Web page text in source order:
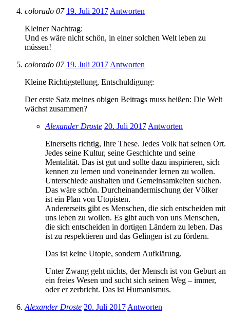
colorado 07 19. Juli 2017 Antworten
Kleiner Nachtrag:
Und es wäre nicht schön, in einer solchen Welt leben zu
müssen!
colorado 07 19. Juli 2017 Antworten
Kleine Richtigstellung, Entschuldigung:
Der erste Satz meines obigen Beitrags muss heißen: Die Welt
wächst zusammen?
Alexander Droste 20. Juli 2017 Antworten
Einerseits richtig, Ihre These. Jedes Volk hat seinen Ort.
Jedes seine Kultur, seine Geschichte und seine
Mentalität. Das ist gut und sollte dazu inspirieren, sich
kennen zu lernen und voneinander lernen zu wollen.
Unterschiede aushalten und Gemeinsamkeiten suchen.
Das wäre schön. Durcheinandermischung der Völker
ist ein Plan von Utopisten.
Andererseits gibt es Menschen, die sich entscheiden mit
uns leben zu wollen. Es gibt auch von uns Menschen,
die sich entscheiden in dortigen Ländern zu leben. Das
ist zu respektieren und das Gelingen ist zu fördern.
Das ist keine Utopie, sondern Aufklärung.
Unter Zwang geht nichts, der Mensch ist von Geburt an
ein freies Wesen und sucht sich seinen Weg – immer,
oder er zerbricht. Das ist Humanismus.
Alexander Droste 20. Juli 2017 Antworten